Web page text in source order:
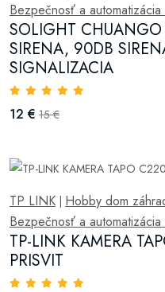
Bezpečnosť a automatizácia
SOLIGHT
SIRENA, 90DB
SIGNALIZACIA
12 € 15 €
TP LINK Hobby dom
Bezpečnosť a automatizácia
TP-LINK KAMERA
PRISVIT